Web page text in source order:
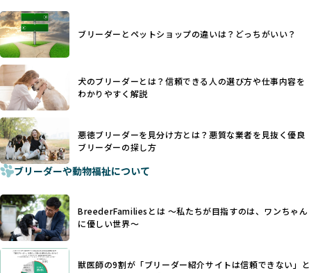
さらに、書類審査のみで掲載が許可されるサイトが多く、実
際の飼育環境やブリーダーの姿勢が見えにくい点も課題で
す。こうしたサイトでは、ブリーダーが記載する情報が主で
あり、実際の現場や日々のケアの状況がわからないため、営
利優先の「悪徳ブリーダー」が含まれるリスクが高まりま
す。
BreederFamiliesでは、ワンちゃんを大切にする「優良ブリ
ーダー」のみを紹介するために、法令を超えた独自の基準を
設け、ブリーダーの理念や飼育環境の厳格なチェックを行っ
ています。
一部の営利優先のブリーディングでは、母犬の出産負担を考
えずに大量繁殖が行われ、親犬が心身ともに疲弊するケース
が見られます。さらに、コストカットのために食事を減らし
たり、栄養のない食事を与える、適切な健康管理が行われな
いなど、ワンちゃんの健康と福祉が犠牲にされることも少な
くありません。
また、健康リスクが予測しづらいミックス犬の繁殖や、愛情
ヨーロッパ諸国ではこうした処置が禁止されている一方で、
日本ではいまだ行われる場合があります。
優良ブリーダーは動物福祉を優先し、ワンちゃんの自然な姿
を大切にするため断尾・断耳を行いません。
一方、営利優先ブリーダーでは「見た目が良く売れやすい」
ことを理由に断尾や断耳を行うことがあり、中には麻酔なし
で処置するケースも見受けられます。
「耳やしっぽを切らない」詳細はこちら
犬種ごとに異なる健康リスクや育て方のポイントを理解し、
適切に対応するためには、深い知識と豊富な経験が欠かせま
せん。現在、犬種は200種類以上あり、それぞれに特有の健康
たとえば、パグは呼吸器系のトラブルを抱えやすく、ラブラ
ドール・レトリバーには股関節形成不全への注意が必要で
す。このような犬種ごとの違いを熟知し、適切なケアを提供
できるかどうかは、ブリーダーの専門性に大きく関わりま
す。
ブリーダーとペットショップの違いは？どっちがいい？
犬のブリーダーとは？信頼できる人の選び方や仕事内容を
わかりやすく解説
悪徳ブリーダーを見分け方とは？悪質な業者を見抜く優良
ブリーダーの探し方
ブリーダーや動物福祉について
BreederFamiliesとは 〜私たちが目指すのは、ワンちゃん
に優しい世界〜
獣医師の9割が「ブリーダー紹介サイトは信頼できない」と